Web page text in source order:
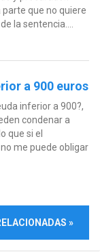
que no quiere
la sentencia....
a 900 euros
inferior a 900?,
condenar a
que si el
me puede obligar
»